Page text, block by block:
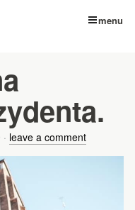
menu
· leave a comment